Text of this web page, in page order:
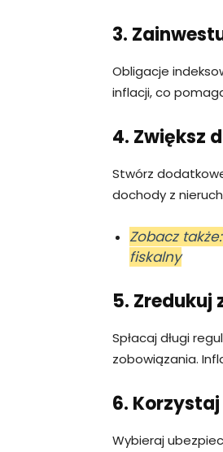
3.
Obligacje
inflacji, co
4. Zwiększ
Stwórz
dochody z
Zobacz
fiskalny
5. Zredukuj
Spłacaj długi
zobowiązania.
6.
Wybieraj